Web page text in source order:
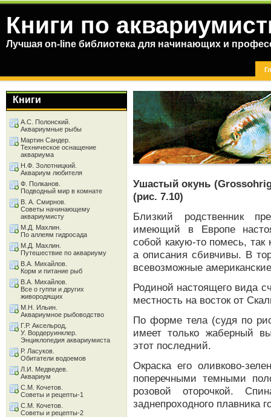
Книги по
Лучшая on-line библиотека для начинающих и
Ушастый окунь
(рис. 7.10)
Близкий родственник
имеющий в Европе
собой какую-то помесь, так
а описания сбивчивы. В
всевозможные
Родиной настоящего вида
местность на восток от
По форме тела (судя по
имеет только жаберный
этот последний.
Окраска его оливково-
поперечными темными
розовой оторочкой.
заднепроходного плавника
Книги
А.С. Полонский.
Аквариумные рыбы
Мартин Сандер.
Техническое оснащение
аквариума
Н.Ф. Золотницкий.
Аквариум любителя
Ф. Полканов.
Подводный мир в комнате
В. А. Смирнов.
Советы начинающему
аквариумисту
М.Д. Махлин.
По аллеям гидросада
М.Д. Махлин.
Путешествие по аквариуму
В.А. Михайлов.
Корм и питание рыб
В.А. Михайлов.
Все о гуппи и других
живородящих
М.Н. Ильин.
Аквариумное рыбоводство
Г.Р. Аксельрод,
У. Вордеруинклер.
Энциклопедия аквариумиста
Р. Ласуков.
Обитатели водоемов
Л.И. Медведев.
Аквариум
С.М. Кочетов.
Советы и рецепты-1
С.М. Кочетов.
Советы и рецепты-2